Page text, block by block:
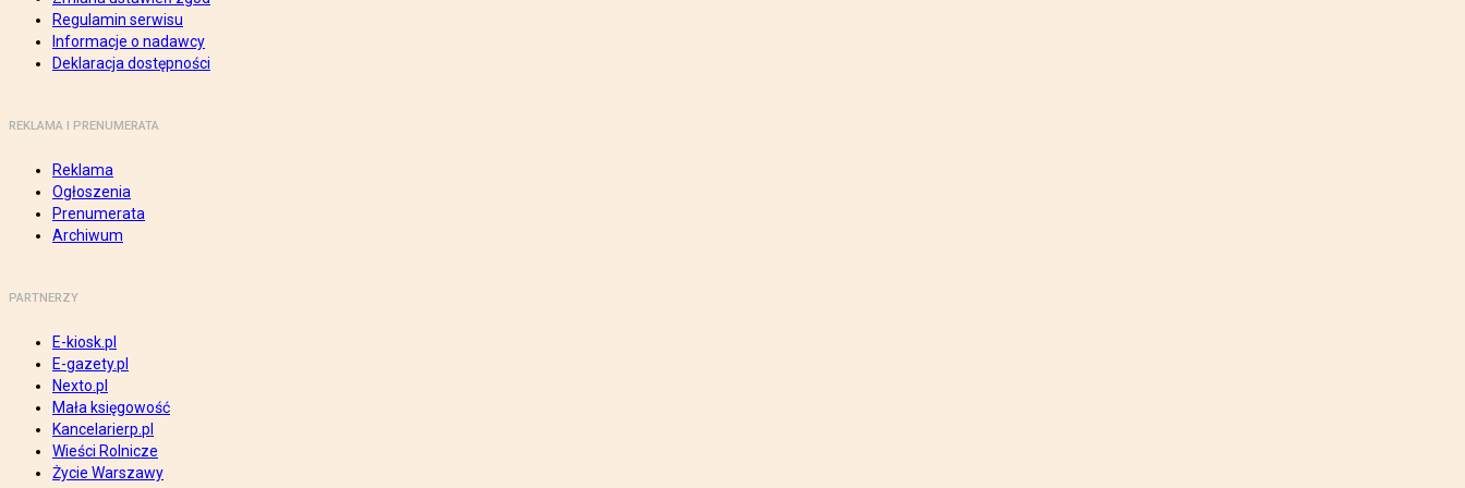
Regulamin serwisu
Informacje o nadawcy
Deklaracja dostępności
REKLAMA I PRENUMERATA
Reklama
Ogłoszenia
Prenumerata
Archiwum
PARTNERZY
E-kiosk.pl
E-gazety.pl
Nexto.pl
Mała księgowość
Kancelarierp.pl
Wieści Rolnicze
Życie Warszawy